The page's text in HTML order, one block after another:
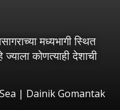
मध्यभागी स्थित
कोणत्याही देशाची
| Dainik Gomantak